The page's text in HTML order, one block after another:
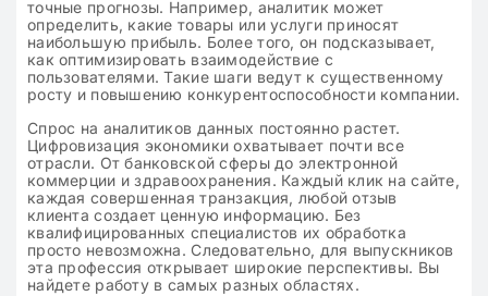
точные прогнозы. Например, аналитик может
определить, какие товары или услуги приносят
наибольшую прибыль. Более того, он подсказывает,
как оптимизировать взаимодействие с
пользователями. Такие шаги ведут к существенному
росту и повышению конкурентоспособности компании.
Спрос на аналитиков данных постоянно растет.
Цифровизация экономики охватывает почти все
отрасли. От банковской сферы до электронной
коммерции и здравоохранения. Каждый клик на сайте,
каждая совершенная транзакция, любой отзыв
клиента создает ценную информацию. Без
квалифицированных специалистов их обработка
просто невозможна. Следовательно, для выпускников
эта профессия открывает широкие перспективы. Вы
найдете работу в самых разных областях.